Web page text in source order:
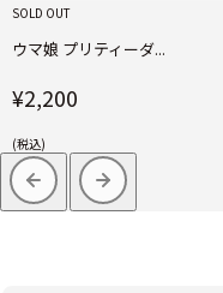
SOLD OUT
ウマ娘 プリティーダ...
¥2,200
(税込)